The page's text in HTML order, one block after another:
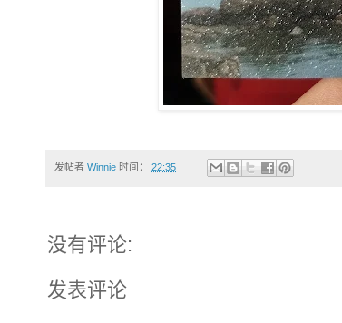
发帖者 Winnie 时间： 22:35
没有评论:
发表评论